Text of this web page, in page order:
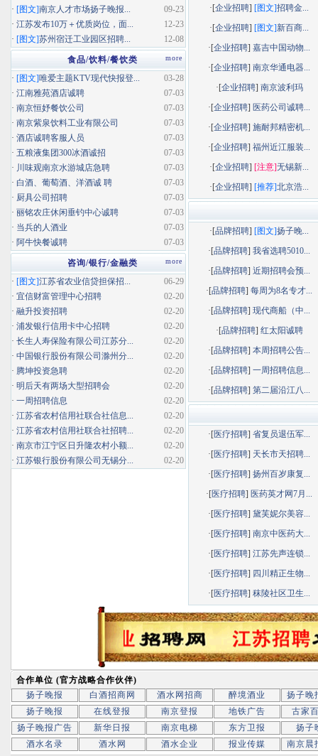
·[企业招聘] [图文]招聘金...
·[企业招聘] [图文]新百商...
·[企业招聘]嘉吉中国动物...
·[企业招聘]南京华通电器...
·[企业招聘] 南京波利玛
·[企业招聘] 医药公司诚聘...
·[企业招聘]施耐邦精密机...
·[企业招聘]福州近江服装...
·[企业招聘] [注意]无锡新...
·[企业招聘] [推荐]北京浩...
·[品牌招聘] [图文]扬子晚...
·[品牌招聘]我省选聘5010...
·[品牌招聘]近期招聘会预...
·[品牌招聘]每周为8名专才...
·[品牌招聘]现代商船（中...
·[品牌招聘] 红太阳诚聘
·[品牌招聘]本周招聘公告...
·[品牌招聘]一周招聘信息...
·[品牌招聘]第二届沿江八...
·[医疗招聘]省复员退伍军...
·[医疗招聘] 天长市天招聘...
·[医疗招聘]扬州百岁康复...
·[医疗招聘] 医药英才网7月...
·[医疗招聘]黛芙妮尔美容...
·[医疗招聘]南京中医药大...
·[医疗招聘]江苏先声连锁...
·[医疗招聘] 四川精正生物...
·[医疗招聘]秣陵社区卫生...
09-23
· [图文]南京人才市场扬子晚报...
12-23
· 江苏发布10万＋优质岗位，面...
12-08
· [图文]苏州宿迁工业园区招聘...
more
食品/饮料/餐饮类
03-28
· [图文]唯爱主题KTV现代快报登...
07-03
· 江南雅苑酒店诚聘
07-03
· 南京恒妤餐饮公司
07-03
· 南京紫泉饮料工业有限公司
07-03
· 酒店诚聘客服人员
07-03
· 五粮液集团300冰酒诚招
07-03
· 川味观南京水游城店急聘
07-03
· 白酒、葡萄酒、洋酒诚 聘
07-03
· 厨具公司招聘
07-03
· 丽铭农庄休闲垂钓中心诚聘
07-03
· 当兵的人酒业
07-03
· 阿牛快餐诚聘
more
咨询/银行/金融类
06-29
· [图文]江苏省农业信贷担保招...
02-20
· 宜信财富管理中心招聘
02-20
· 融升投资招聘
02-20
· 浦发银行信用卡中心招聘
02-20
· 长生人寿保险有限公司江苏分...
02-20
· 中国银行股份有限公司滁州分...
02-20
· 腾坤投资急聘
02-20
· 明后天有两场大型招聘会
02-20
· 一周招聘信息
02-20
· 江苏省农村信用社联合社信息...
02-20
· 江苏省农村信用社联合社招聘...
02-20
· 南京市江宁区日升隆农村小额...
02-20
· 江苏银行股份有限公司无锡分...
合作单位 (官方战略合作伙伴)
扬子晚报
白酒招商网 酒水网招商 醉境酒业
扬子晚
扬子晚报
在线登报 南京登报 地铁广告
古家
扬子晚报广告
新华日报 南京电梯 东方卫报
扬子
酒水名录
酒水网 酒水企业 报业传媒 南京晨